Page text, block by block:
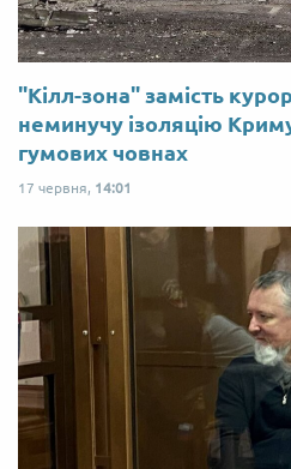
"Кілл-зона" замість
неминучу ізоляцію
гумових човнах
17 червня, 14:01